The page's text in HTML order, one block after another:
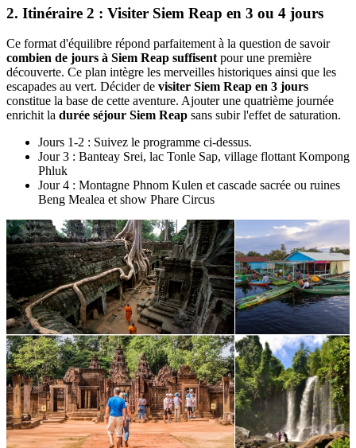
2. Itinéraire 2 : Visiter Siem Reap en 3 ou 4 jours
Ce format d'équilibre répond parfaitement à la question de savoir
combien de jours à Siem Reap suffisent pour une première
découverte. Ce plan intègre les merveilles historiques ainsi que les
escapades au vert. Décider de visiter Siem Reap en 3 jours
constitue la base de cette aventure. Ajouter une quatrième journée
enrichit la durée séjour Siem Reap sans subir l'effet de saturation.
Jours 1-2 : Suivez le programme ci-dessus.
Jour 3 : Banteay Srei, lac Tonle Sap, village flottant Kompong
Phluk
Jour 4 : Montagne Phnom Kulen et cascade sacrée ou ruines
Beng Mealea et show Phare Circus